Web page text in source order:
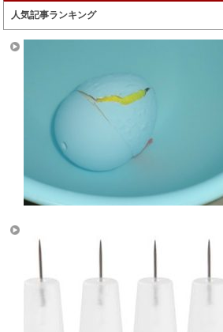
人気記事ランキング